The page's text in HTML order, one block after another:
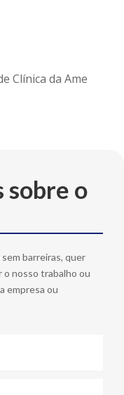
Clínica da Ame
sobre o
barreiras, quer
o nosso trabalho ou
empresa ou